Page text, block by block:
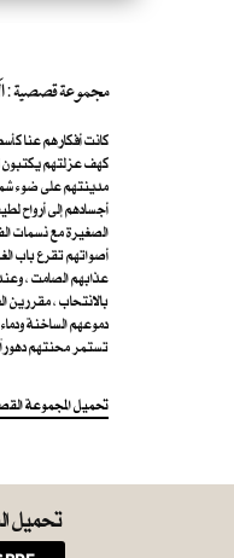
مجموعة قصصية :
كانت أفكارهم عنا
كهف عزلتهم
مدينتهم على ضوء
أجسادهم إلى أرواح
الصغيرة مع نسمات
أصواتهم تقرع باب
عذابهم الصامت ،
بالانتحاب ، مقررين
دموعهم الساخنة
تستمر محنتهم
تحميل المجموعة
تحميل